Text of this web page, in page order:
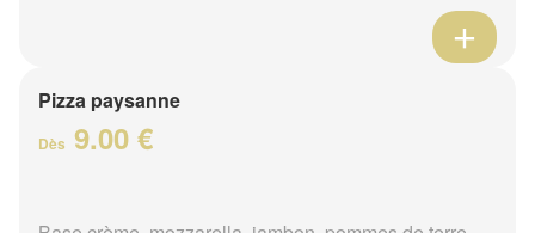
Pizza paysanne
Dès 9.00 €